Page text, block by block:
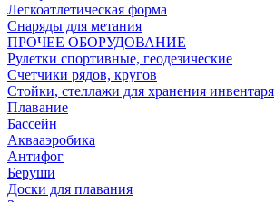
Легкоатлетическая форма
Снаряды для метания
ПРОЧЕЕ ОБОРУДОВАНИЕ
Рулетки спортивные, геодезические
Счетчики рядов, кругов
Стойки, стеллажи для хранения инвентаря
Плавание
Бассейн
Аквааэробика
Антифог
Беруши
Доски для плавания